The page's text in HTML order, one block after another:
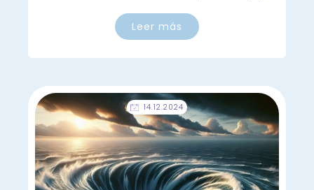
Leer más
14.12.2024